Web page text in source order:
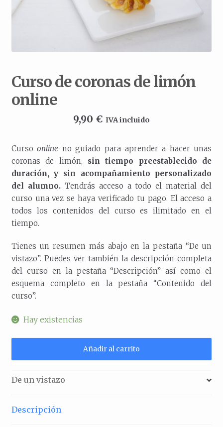
Curso de coronas de limón
online
9,90 € IVA incluido
Cursoonline no guiado para aprender a hacer unas
coronas de limón, sin tiempo preestablecido de
duración, y sin acompañamiento personalizado
del alumno.Tendrás acceso a todo el material del
curso una vez se haya verificado tu pago. El acceso a
todos los contenidos del curso es ilimitado en el
tiempo.
Tienes un resumen más abajo en la pestaña “De un
vistazo”. Puedes ver también la descripción completa
del curso en la pestaña “Descripción” así como el
esquema completo en la pestaña “Contenido del
curso”.
Hay existencias
de
de
online
Añadir al carrito
De un vistazo
Descripción